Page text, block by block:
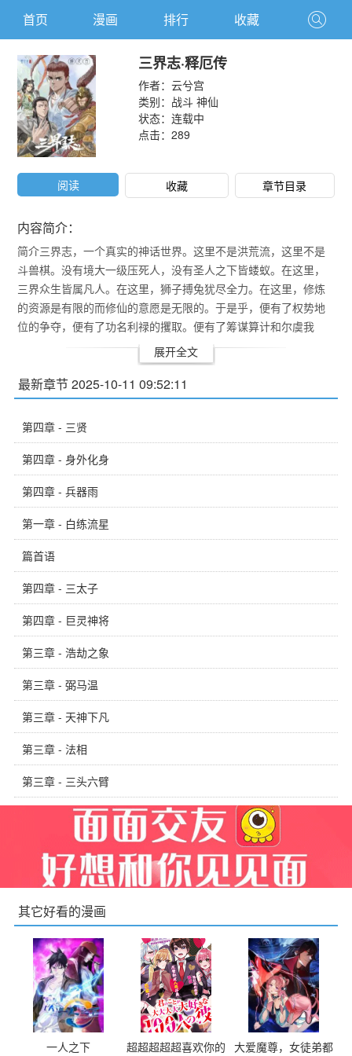
首页 漫画 排行 收藏
三界志·释厄传
作者： 云兮宫
类别： 战斗 神仙
状态：连载中
点击： 289
阅读 收藏 章节目录
内容简介：
简介三界志，一个真实的神话世界。这里不是洪荒流，这里不是
斗兽棋。没有境大一级压死人，没有圣人之下皆蝼蚁。在这里，
三界众生皆属凡人。在这里，狮子搏兔犹尽全力。在这里，修炼
的资源是有限的而修仙的意愿是无限的。于是乎，便有了权势地
位的争夺，便有了功名利禄的攫取。便有了筹谋算计和尔虞我
展开全文
最新章节 2025-10-11 09:52:11
第四章 - 三贤
第四章 - 身外化身
第四章 - 兵器雨
第一章 - 白练流星
篇首语
第四章 - 三太子
第四章 - 巨灵神将
第三章 - 浩劫之象
第三章 - 弼马温
第三章 - 天神下凡
第三章 - 法相
第三章 - 三头六臂
其它好看的漫画
一人之下
超超超超超喜欢你的
大爱魔尊，女徒弟都